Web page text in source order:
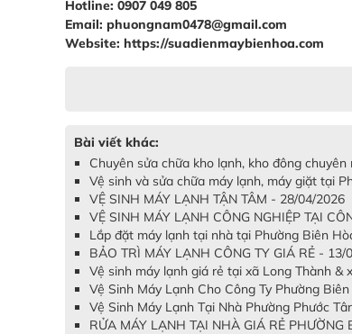
Hotline: 0907 049 805
Email: phuongnam0478@gmail.com
Website: https://suadienmaybienhoa.com
Bài viết khác:
Chuyên sửa chữa kho lạnh, kho đông
Vệ sinh và sửa chữa máy lạnh, máy giặt tại
VỆ SINH MÁY LẠNH TẬN TÂM - 28/04/2026
VỆ SINH MÁY LẠNH CÔNG NGHIỆP TẠI
Lắp đặt máy lạnh tại nhà tại Phường Biên
BẢO TRÌ MÁY LẠNH CÔNG TY GIÁ RẺ - 13/
Vệ sinh máy lạnh giá rẻ tại xã Long Thành &
Vệ Sinh Máy Lạnh Cho Công Ty Phường
Vệ Sinh Máy Lạnh Tại Nhà Phường Phước
RỬA MÁY LẠNH TẠI NHÀ GIÁ RẺ